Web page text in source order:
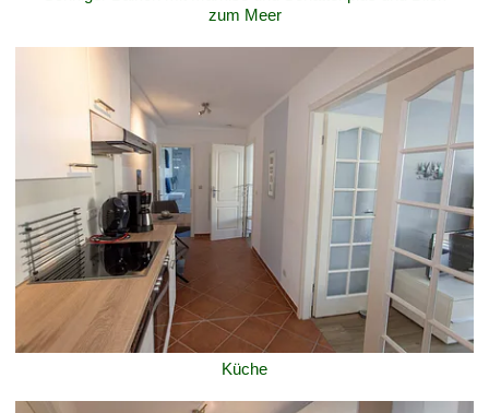
zum Meer
Küche